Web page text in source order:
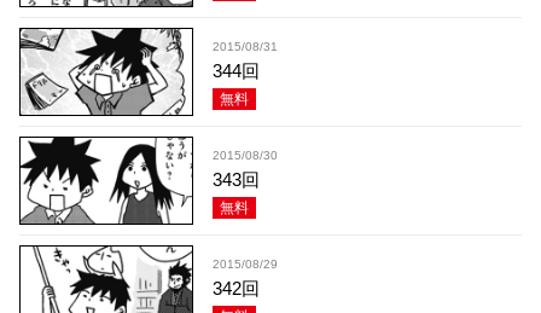
2015/08/31
344回
無料
2015/08/30
343回
無料
2015/08/29
342回